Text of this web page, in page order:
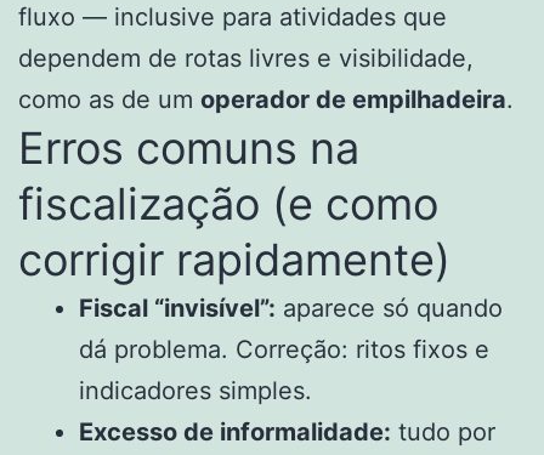
fluxo — inclusive para atividades que
dependem de rotas livres e visibilidade,
como as de um operador de empilhadeira.
Erros comuns na
fiscalização (e como
corrigir rapidamente)
Fiscal “invisível”: aparece só quando
dá problema. Correção: ritos fixos e
indicadores simples.
Excesso de informalidade: tudo por